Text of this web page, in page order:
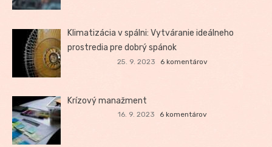
Klimatizácia v spálni: Vytváranie ideálneho
prostredia pre dobrý spánok
25. 9. 2023 6 komentárov
Krízový manažment
16. 9. 2023 6 komentárov